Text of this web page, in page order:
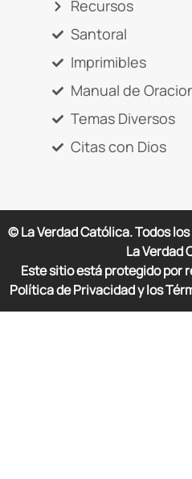
Recursos
Santoral
Imprimibles
Manual de
Temas Diversos
Citas con Dios
© La Verdad Católica. Todos
La Verdad
Este sitio está protegido por
Política de Privacidad y los